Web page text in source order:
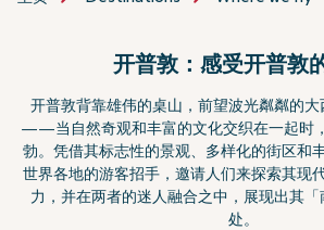
开普敦：感受开普敦
开普敦背靠雄伟的桌山，前望波光粼粼的
——当自然奇观和丰富的文化交织在一起时
勃。凭借其标志性的景观、多样化的街区和
世界各地的游客招手，邀请人们来探索其现
力，并在两者的迷人融合之中，展现出其
处。